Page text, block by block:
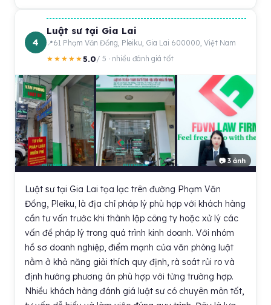
4
Luật sư tại Gia Lai
61 Phạm Văn Đồng, Pleiku, Gia Lai 600000, Việt Nam
★★★★★5.0/ 5 · nhiều đánh giá tốt
📷 3 ảnh
Luật sư tại Gia Lai tọa lạc trên đường Phạm Văn
Đồng, Pleiku, là địa chỉ pháp lý phù hợp với khách hàng
cần tư vấn trước khi thành lập công ty hoặc xử lý các
vấn đề pháp lý trong quá trình kinh doanh. Với nhóm
hồ sơ doanh nghiệp, điểm mạnh của văn phòng luật
nằm ở khả năng giải thích quy định, rà soát rủi ro và
định hướng phương án phù hợp với từng trường hợp.
Nhiều khách hàng đánh giá luật sư có chuyên môn tốt,